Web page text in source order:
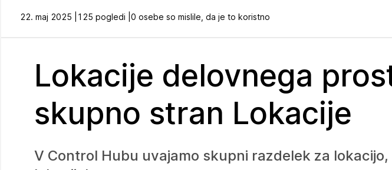
22. maj 2025 | 125 pogledi | 0 osebe so mislile, da je to koristno
Lokacije delovnega
skupno stran Lokacije
V Control Hubu uvajamo skupni razdelek za